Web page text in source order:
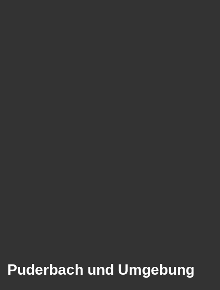
Puderbach und Umgebung